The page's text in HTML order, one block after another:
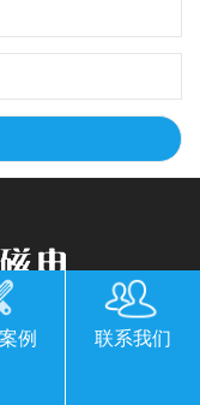
例 联系我们